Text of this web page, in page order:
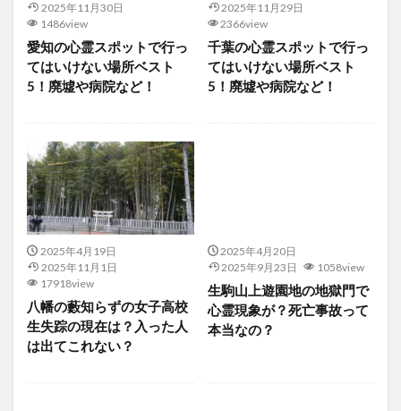
2025年11月30日
1486view
愛知の心霊スポットで行っ
てはいけない場所ベスト
5！廃墟や病院など！
2025年11月29日
2366view
千葉の心霊スポットで行っ
てはいけない場所ベスト
5！廃墟や病院など！
2025年4月19日
2025年11月1日
17918view
八幡の藪知らずの女子高校
生失踪の現在は？入った人
は出てこれない？
2025年4月20日
2025年9月23日
1058view
生駒山上遊園地の地獄門で
心霊現象が？死亡事故って
本当なの？